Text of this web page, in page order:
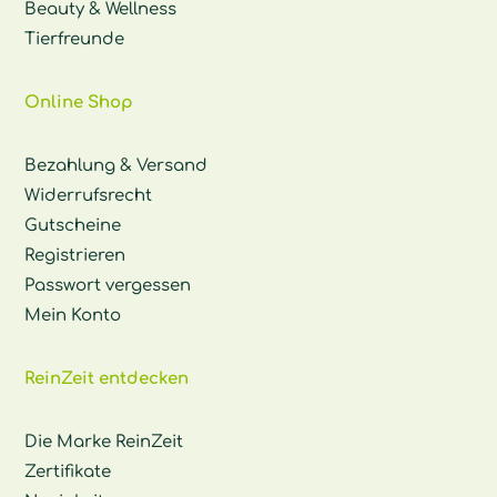
Beauty & Wellness
Tierfreunde
Online Shop
Bezahlung & Versand
Widerrufsrecht
Gutscheine
Registrieren
Passwort vergessen
Mein Konto
ReinZeit entdecken
Die Marke ReinZeit
Zertifikate